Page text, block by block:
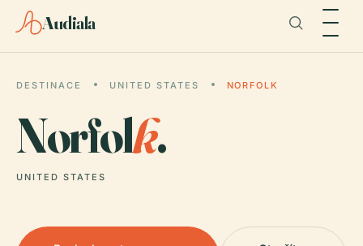
Audiala
DESTINACE UNITED STATES NORFOLK
Norfolk.
UNITED STATES